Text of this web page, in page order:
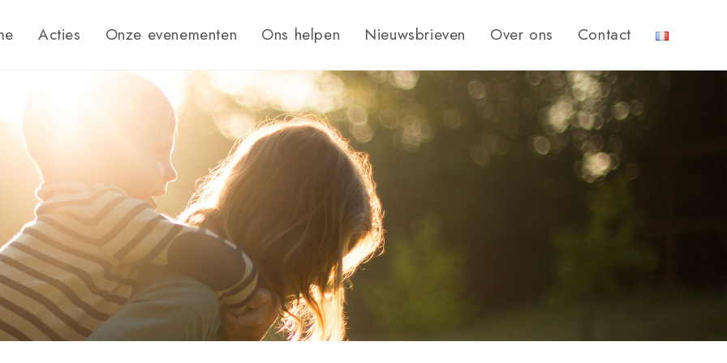
Acties Onze evenementen Ons helpen Nieuwsbrieven Over ons Contact